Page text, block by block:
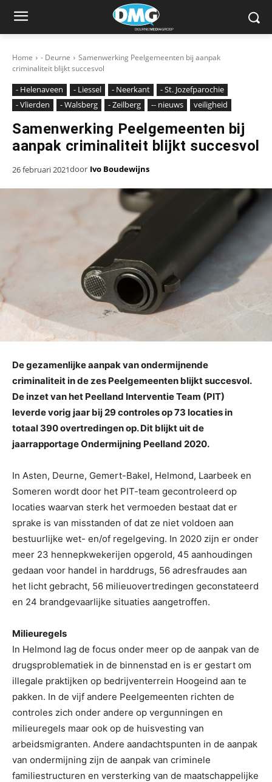
Home - Deurne
Samenwerking Peelgemeenten bij aanpak
criminaliteit blijkt succesvol
- Helenaveen - Liessel - Neerkant
- St. Jozefparochie
- Vlierden
- Walsberg - Zeilberg -- nieuws veiligheid
Samenwerking Peelgemeenten bij
aanpak criminaliteit blijkt succesvol
26 februari 2021door Ivo Boudewijns
De gezamenlijke aanpak van ondermijnende
criminaliteit in de zes Peelgemeenten blijkt succesvol.
De inzet van het Peelland Interventie Team (PIT)
leverde vorig jaar bij 29 controles op 73 locaties in
totaal 390 overtredingen op. Dit blijkt uit de
jaarrapportage Ondermijning Peelland 2020.
In Asten, Deurne, Gemert-Bakel, Helmond, Laarbeek en
Someren wordt door het PIT-team gecontroleerd op
locaties waarvan sterk het vermoeden bestaat dat er
sprake is van misstanden of dat ze niet voldoen aan
bestuurlijke wet- en/of regelgeving. In 2020 zijn er onder
meer 23 hennepkwekerijen opgerold, 45 aanhoudingen
gedaan voor handel in harddrugs, 56 adresfraudes aan
het licht gebracht, 56 milieuovertredingen geconstateerd
en 24 brandgevaarlijke situaties aangetroffen.
Milieuregels
In Helmond lag de focus onder meer op de aanpak van de
drugsproblematiek in de binnenstad en is er gestart om
illegale praktijken op bedrijventerrein Hoogeind aan te
pakken. In de vijf andere Peelgemeenten richten de
controles zich onder andere op vergunningen en
milieuregels maar ook op de huisvesting van
arbeidsmigranten. Andere aandachtspunten in de aanpak
van ondermijning zijn de aanpak van criminele
familiestructuren en versterking van de maatschappelijke